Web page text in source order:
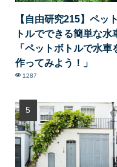
【自由研究215】ペッ
トルでできる簡単な水
「ペットボトルで水車
作ってみよう！」
1287